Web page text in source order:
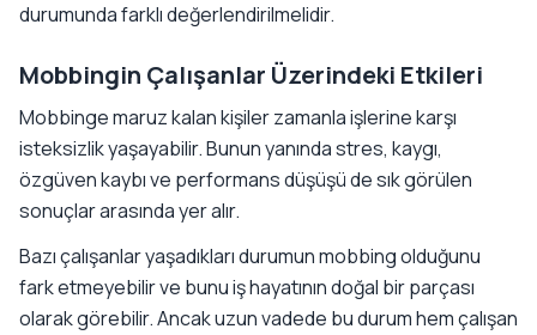
durumunda farklı değerlendirilmelidir.
Mobbingin Çalışanlar Üzerindeki Etkileri
Mobbinge maruz kalan kişiler zamanla işlerine karşı
isteksizlik yaşayabilir. Bunun yanında stres, kaygı,
özgüven kaybı ve performans düşüşü de sık görülen
sonuçlar arasında yer alır.
Bazı çalışanlar yaşadıkları durumun mobbing olduğunu
fark etmeyebilir ve bunu iş hayatının doğal bir parçası
olarak görebilir. Ancak uzun vadede bu durum hem çalışan